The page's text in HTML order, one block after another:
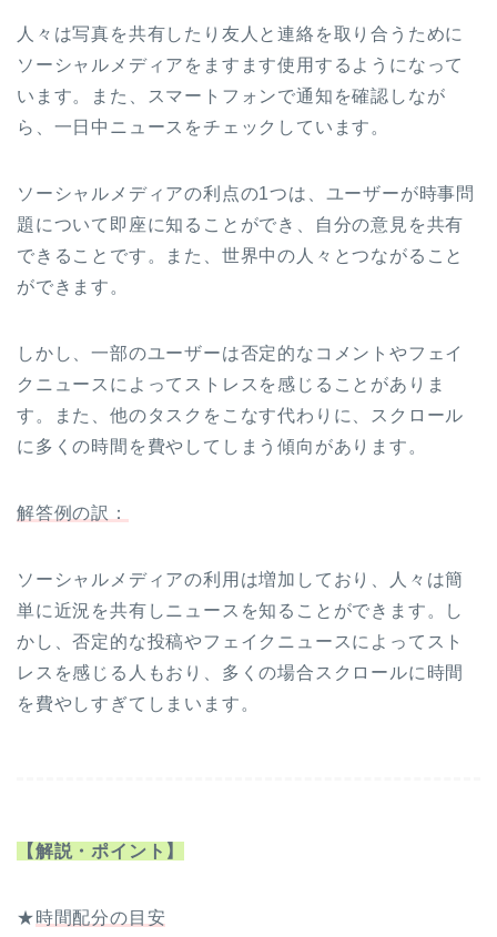
人々は写真を共有したり友人と連絡を取り合うために
ソーシャルメディアをますます使用するようになって
います。また、スマートフォンで通知を確認しなが
ら、一日中ニュースをチェックしています。
ソーシャルメディアの利点の1つは、ユーザーが時事問
題について即座に知ることができ、自分の意見を共有
できることです。また、世界中の人々とつながること
ができます。
しかし、一部のユーザーは否定的なコメントやフェイ
クニュースによってストレスを感じることがありま
す。また、他のタスクをこなす代わりに、スクロール
に多くの時間を費やしてしまう傾向があります。
解答例の訳：
ソーシャルメディアの利用は増加しており、人々は簡
単に近況を共有しニュースを知ることができます。し
かし、否定的な投稿やフェイクニュースによってスト
レスを感じる人もおり、多くの場合スクロールに時間
を費やしすぎてしまいます。
【解説・ポイント】
★時間配分の目安